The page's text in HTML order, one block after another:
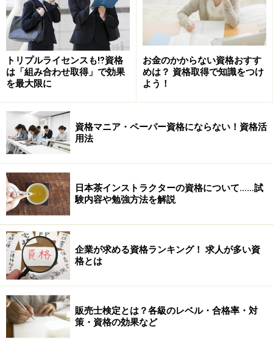
トリプルライセンスも⁉資格
は「組み合わせ取得」で効果
を最大限に
お金のかからない資格おすす
めは？ 資格取得で知識をつけ
よう！
資格マニア・ペーパー資格にならない！資格活
用法
日本茶インストラクターの資格について……試
験内容や勉強方法を解説
企業が求める資格ランキング！ 求人が多い資
格とは
販売士検定とは？各級のレベル・合格率・対
策・資格の効果など